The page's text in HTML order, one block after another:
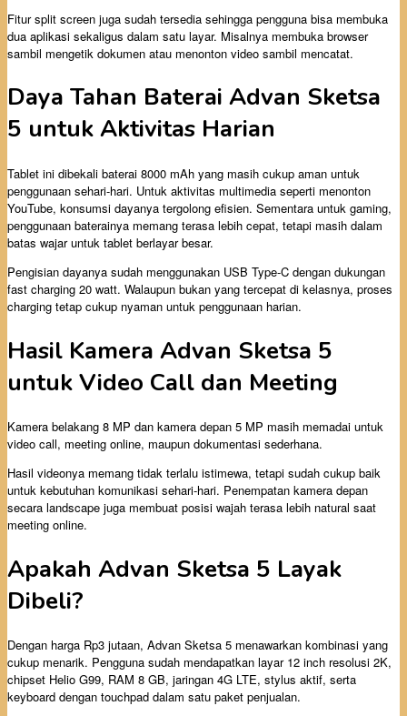
Fitur split screen juga sudah tersedia sehingga pengguna bisa membuka
dua aplikasi sekaligus dalam satu layar. Misalnya membuka browser
sambil mengetik dokumen atau menonton video sambil mencatat.
Daya Tahan Baterai Advan Sketsa
5 untuk Aktivitas Harian
Tablet ini dibekali baterai 8000 mAh yang masih cukup aman untuk
penggunaan sehari-hari. Untuk aktivitas multimedia seperti menonton
YouTube, konsumsi dayanya tergolong efisien. Sementara untuk gaming,
penggunaan baterainya memang terasa lebih cepat, tetapi masih dalam
batas wajar untuk tablet berlayar besar.
Pengisian dayanya sudah menggunakan USB Type-C dengan dukungan
fast charging 20 watt. Walaupun bukan yang tercepat di kelasnya, proses
charging tetap cukup nyaman untuk penggunaan harian.
Hasil Kamera Advan Sketsa 5
untuk Video Call dan Meeting
Kamera belakang 8 MP dan kamera depan 5 MP masih memadai untuk
video call, meeting online, maupun dokumentasi sederhana.
Hasil videonya memang tidak terlalu istimewa, tetapi sudah cukup baik
untuk kebutuhan komunikasi sehari-hari. Penempatan kamera depan
secara landscape juga membuat posisi wajah terasa lebih natural saat
meeting online.
Apakah Advan Sketsa 5 Layak
Dibeli?
Dengan harga Rp3 jutaan, Advan Sketsa 5 menawarkan kombinasi yang
cukup menarik. Pengguna sudah mendapatkan layar 12 inch resolusi 2K,
chipset Helio G99, RAM 8 GB, jaringan 4G LTE, stylus aktif, serta
keyboard dengan touchpad dalam satu paket penjualan.